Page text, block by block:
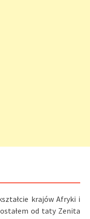
krajów Afryki i
od taty Zenita